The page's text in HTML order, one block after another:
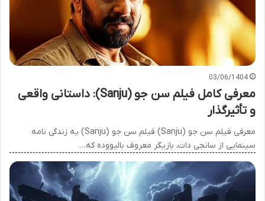
03/06/1404
معرفی کامل فیلم سن جو (Sanju): داستانی واقعی
و تأثیرگذار
معرفی فیلم سن جو (Sanju) فیلم سن جو (Sanju) یه زندگی نامه
سینمایی از سانجی دات، بازیگر معروف بالیووده که…